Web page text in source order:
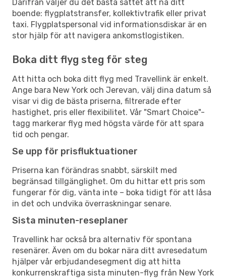
Därifrån väljer du det bästa sättet att nå ditt
boende: flygplatstransfer, kollektivtrafik eller privat
taxi. Flygplatspersonal vid informationsdiskar är en
stor hjälp för att navigera ankomstlogistiken.
Boka ditt flyg steg för steg
Att hitta och boka ditt flyg med Travellink är enkelt.
Ange bara New York och Jerevan, välj dina datum så
visar vi dig de bästa priserna, filtrerade efter
hastighet, pris eller flexibilitet. Vår "Smart Choice"-
tagg markerar flyg med högsta värde för att spara
tid och pengar.
Se upp för prisfluktuationer
Priserna kan förändras snabbt, särskilt med
begränsad tillgänglighet. Om du hittar ett pris som
fungerar för dig, vänta inte – boka tidigt för att låsa
in det och undvika överraskningar senare.
Sista minuten-reseplaner
Travellink har också bra alternativ för spontana
resenärer. Även om du bokar nära ditt avresedatum
hjälper vår erbjudandesegment dig att hitta
konkurrenskraftiga sista minuten-flyg från New York